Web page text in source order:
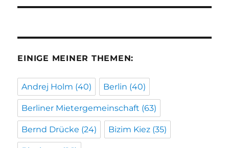
EINIGE MEINER THEMEN:
Andrej Holm (40) Berlin (40)
Berliner Mietergemeinschaft (63)
Bernd Drücke (24) Bizim Kiez (35)